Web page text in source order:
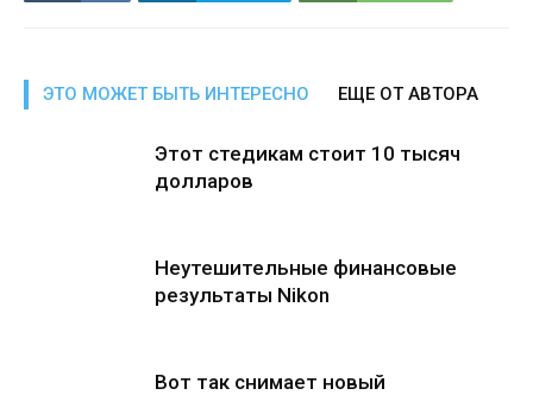
ЭТО МОЖЕТ БЫТЬ ИНТЕРЕСНО ЕЩЕ ОТ АВТОРА
Этот стедикам стоит 10 тысяч
долларов
Неутешительные финансовые
результаты Nikon
Вот так снимает новый